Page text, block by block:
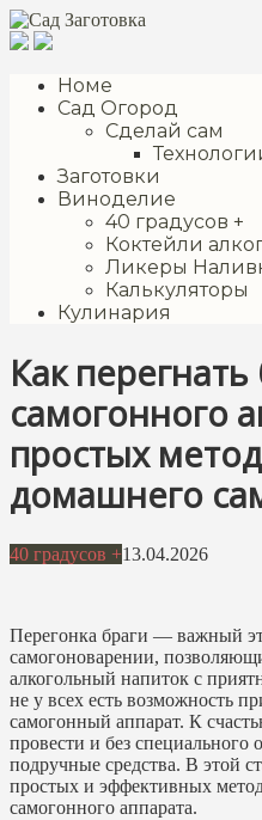
Перейти
к
Номе
Сад Огород
Сделай сам
Заготовки
Виноделие
40 градусов +
Коктейли
Ликеры
Калькуляторы
Кулинария
Как перегнать
самогонного
простых
домашнего
40 градусов +13.04.2026
Перегонка браги — важный
самогоноварении,
алкогольный напиток с
не у всех есть возможность
самогонный аппарат. К
провести и без специального
подручные средства. В этой
простых и эффективных
самогонного аппарата.